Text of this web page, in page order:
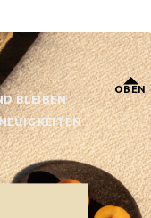
OBEN
BLEIBEN